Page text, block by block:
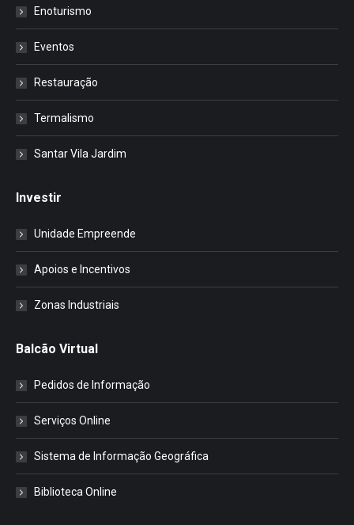
Enoturismo
Eventos
Restauração
Termalismo
Santar Vila Jardim
Investir
Unidade Empreende
Apoios e Incentivos
Zonas Industriais
Balcão Virtual
Pedidos de Informação
Serviços Online
Sistema de Informação Geográfica
Biblioteca Online